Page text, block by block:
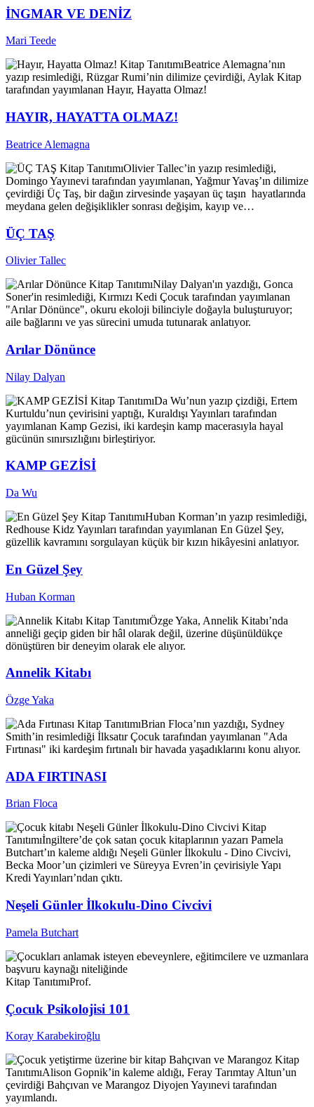
İNGMAR VE DENİZ
Mari Teede
Kitap TanıtımıBeatrice Alemagna’nın
yazıp resimlediği, Rüzgar Rumi’nin dilimize çevirdiği, Aylak Kitap
tarafından yayımlanan Hayır, Hayatta Olmaz!
HAYIR, HAYATTA OLMAZ!
Beatrice Alemagna
Kitap TanıtımıOlivier Tallec’in yazıp resimlediği,
Domingo Yayınevi tarafından yayımlanan, Yağmur Yavaş’ın dilimize
çevirdiği Üç Taş, bir dağın zirvesinde yaşayan üç taşın hayatlarında
meydana gelen değişiklikler sonrası değişim, kayıp ve…
ÜÇ TAŞ
Olivier Tallec
Kitap TanıtımıNilay Dalyan'ın yazdığı, Gonca
Soner'in resimlediği, Kırmızı Kedi Çocuk tarafından yayımlanan
"Arılar Dönünce", okuru ekoloji bilinciyle doğayla buluşturuyor;
aile bağlarını ve yas sürecini umuda tutunarak anlatıyor.
Arılar Dönünce
Nilay Dalyan
Kitap TanıtımıDa Wu’nun yazıp çizdiği, Ertem
Kurtuldu’nun çevirisini yaptığı, Kuraldışı Yayınları tarafından
yayımlanan Kamp Gezisi, iki kardeşin kamp macerasıyla hayal
gücünün sınırsızlığını birleştiriyor.
KAMP GEZİSİ
Da Wu
Kitap TanıtımıHuban Korman’ın yazıp resimlediği,
Redhouse Kidz Yayınları tarafından yayımlanan En Güzel Şey,
güzellik kavramını sorgulayan küçük bir kızın hikâyesini anlatıyor.
En Güzel Şey
Huban Korman
Kitap TanıtımıÖzge Yaka, Annelik Kitabı’nda
anneliği geçip giden bir hâl olarak değil, üzerine düşünüldükçe
dönüştüren bir deneyim olarak ele alıyor.
Annelik Kitabı
Özge Yaka
Kitap TanıtımıBrian Floca’nın yazdığı, Sydney
Smith’in resimlediği İlksatır Çocuk tarafından yayımlanan "Ada
Fırtınası" iki kardeşim fırtınalı bir havada yaşadıklarını konu alıyor.
ADA FIRTINASI
Brian Floca
Kitap
Tanıtımıİngiltere’de çok satan çocuk kitaplarının yazarı Pamela
Butchart’ın kaleme aldığı Neşeli Günler İlkokulu - Dino Civcivi,
Becka Moor’un çizimleri ve Süreyya Evren’in çevirisiyle Yapı
Kredi Yayınları’ndan çıktı.
Neşeli Günler İlkokulu-Dino Civcivi
Pamela Butchart
Kitap TanıtımıProf.
Çocuk Psikolojisi 101
Koray Karabekiroğlu
Kitap
TanıtımıAlison Gopnik’in kaleme aldığı, Feray Tarımtay Altun’un
çevirdiği Bahçıvan ve Marangoz Diyojen Yayınevi tarafından
yayımlandı.